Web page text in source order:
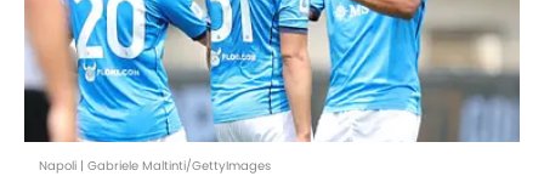
Napoli | Gabriele Maltinti/GettyImages